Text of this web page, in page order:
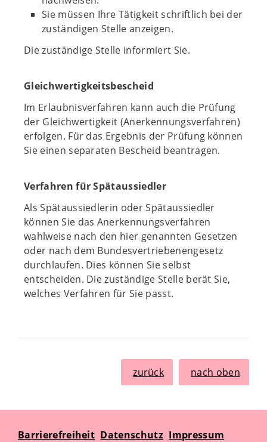
Sie müssen Ihre Tätigkeit schriftlich bei der
zuständigen Stelle anzeigen.
Die zuständige Stelle informiert Sie.
Gleichwertigkeitsbescheid
Im Erlaubnisverfahren kann auch die Prüfung
der Gleichwertigkeit (Anerkennungsverfahren)
erfolgen. Für das Ergebnis der Prüfung können
Sie einen separaten Bescheid beantragen.
Verfahren für Spätaussiedler
Als Spätaussiedlerin oder Spätaussiedler
können Sie das Anerkennungsverfahren
wahlweise nach den hier genannten Gesetzen
oder nach dem Bundesvertriebenengesetz
durchlaufen. Dies können Sie selbst
entscheiden. Die zuständige Stelle berät Sie,
welches Verfahren für Sie passt.
zurück nach oben
Barrierefreiheit Datenschutz Impressum